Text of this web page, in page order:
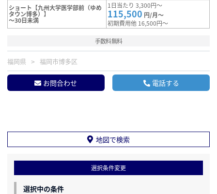
ショート【九州大学医学部前（ゆめ
タウン博多）】
～30日未満
1日当たり 3,300円～
115,500 円/月～
初期費用他 16,500円～
手数料無料
福岡県 福岡市博多区
お問合わせ 電話する
地図で検索
選択条件変更
選択中の条件